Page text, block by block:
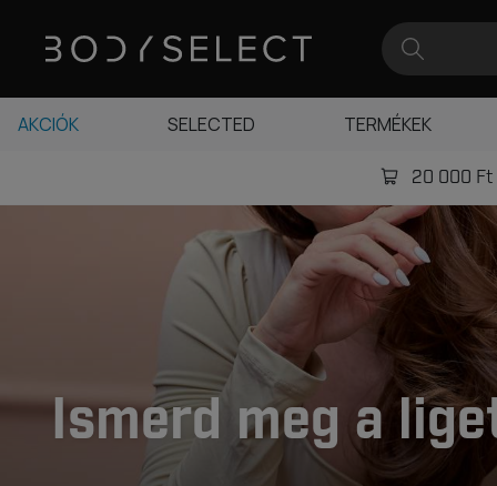
20 000
Ismerd meg a
AKCIÓK SELECTED TERMÉKEK